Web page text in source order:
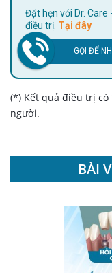
Đặt hẹn với Dr. Care - Implant Clinic để thăm khám, tư vấn và
điều trị. Tại đây
GỌI ĐỂ
(*) Kết quả điều trị
người.
BÀI